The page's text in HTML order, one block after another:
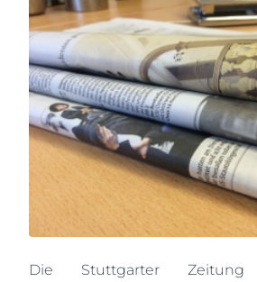
Die Stuttgarter